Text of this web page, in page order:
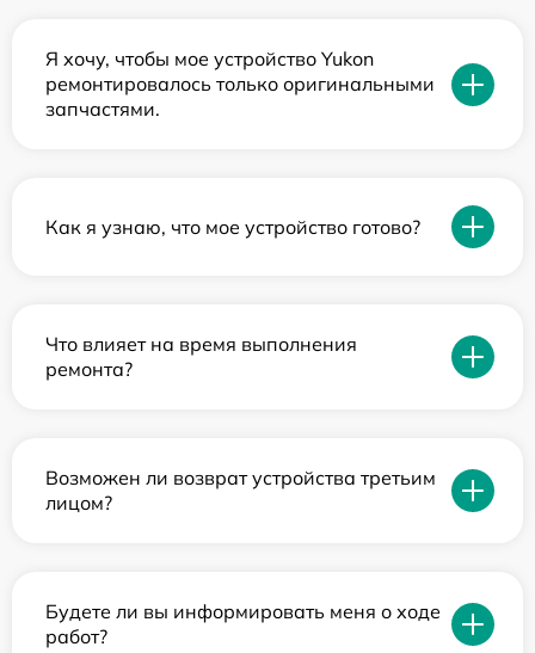
Я хочу, чтобы мое устройство Yukon
ремонтировалось только оригинальными
запчастями.
Как я узнаю, что мое устройство готово?
Что влияет на время выполнения
ремонта?
Возможен ли возврат устройства третьим
лицом?
Будете ли вы информировать меня о ходе
работ?